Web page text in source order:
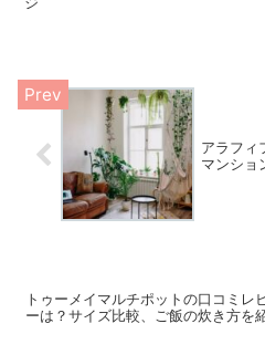
アラフィ
マンシ
トゥーメイマルチポットの口コミレ
ーは？サイズ比較、ご飯の炊き方を